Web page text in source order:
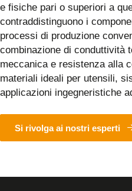
e fisiche pari o superiori a
contraddistinguono i
processi di produzione
combinazione di conduttività
meccanica e resistenza alla
materiali ideali per utensili,
applicazioni ingegneristiche
Si rivolga ai nostri esperti